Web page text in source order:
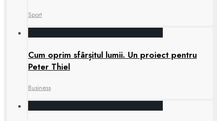
Sport
Cum oprim sfârșitul lumii. Un proiect pentru
Peter Thiel
Business